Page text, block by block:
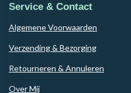
Service & Contact
Algemene Voorwaarden
Verzending & Bezorging
Retourneren & Annuleren
Over Mij